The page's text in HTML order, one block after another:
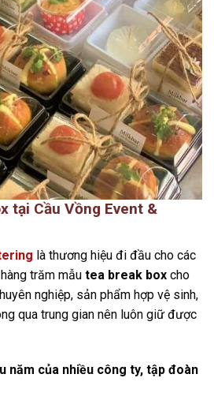
tại Cầu Vồng Event &
là thương hiệu đi đầu cho các
trăm mẫu tea break box cho
nghiệp, sản phẩm hợp vệ sinh,
qua trung gian nên luôn giữ được
năm của nhiều công ty, tập đoàn